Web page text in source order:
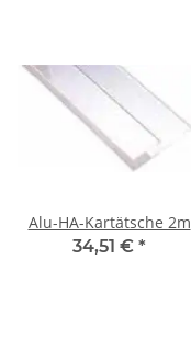
Alu-HA-Kartätsche 2m
34,51 € *